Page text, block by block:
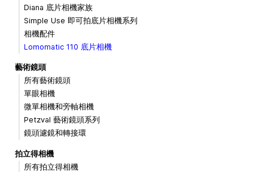
Diana 底片相機家族
Simple Use 即可拍底片相機系列
相機配件
Lomomatic 110 底片相機
藝術鏡頭
所有藝術鏡頭
單眼相機
微單相機和旁軸相機
Petzval 藝術鏡頭系列
鏡頭濾鏡和轉接環
拍立得相機
所有拍立得相機